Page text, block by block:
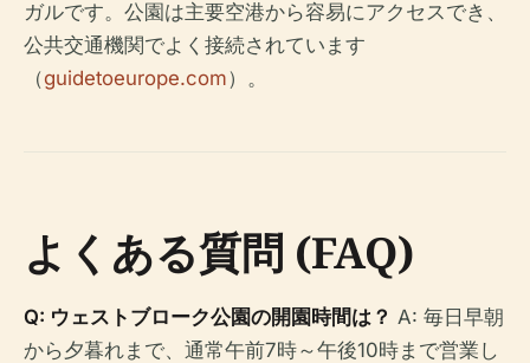
ガルです。公園は主要空港から容易にアクセスでき、
公共交通機関でよく接続されています
（guidetoeurope.com）。
よくある質問 (FAQ)
Q: ウェストブローク公園の開園時間は？ A: 毎日早朝
から夕暮れまで、通常午前7時～午後10時まで営業し